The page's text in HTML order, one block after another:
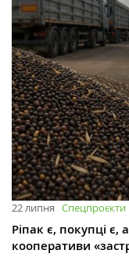
22 липня Спецпроєкти
Ріпак є, покупці
кооперативи